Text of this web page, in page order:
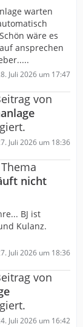
warten
wäre es
ansprechen
Juli 2026 um 17:47
von
Juli 2026 um 18:36
nicht
BJ ist
Kulanz.
Juli 2026 um 18:36
von
Juli 2026 um 16:42